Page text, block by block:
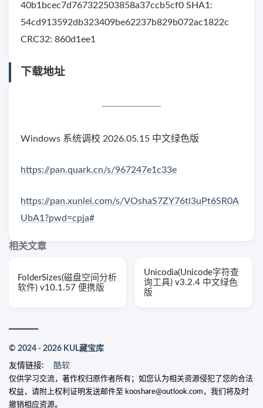
40b1bcec7d767322503858a37ccb5cf0 SHA1:
54cd913592db323409be62237b829b072ac1822c
CRC32: 860d1ee1
下载地址
Windows 系统调校 2026.05.15 中文绿色版
https://pan.quark.cn/s/967247e1c33e
https://pan.xunlei.com/s/VOshaS7ZY76tl3uPt6SR0A
UbA1?pwd=cpja#
相关文章
FolderSizes(磁盘空间分析
软件) v10.1.57 便携版
Unicodia(Unicode字符查
询工具) v3.2.4 中文绿色
版
© 2024 - 2026 KUL藏宝库
友情链接: 酷软
仅供学习交流，著作权归原作者所有；如您认为相关资源侵犯了您的合法
权益，请附上权利证明发送邮件至 kooshare@outlook.com，我们将及时
撤销相应资源。